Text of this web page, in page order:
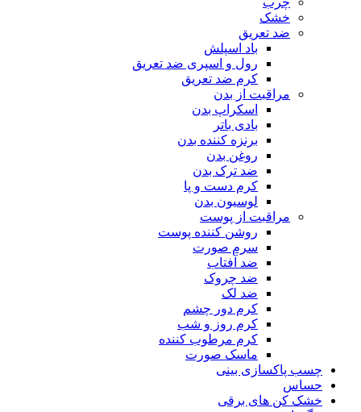
خشک
ضد تعریق
باد اسپلش
رول و اسپری ضد تعریق
کرم ضد تعریق
مراقبت از بدن
اسکراپ بدن
بادی باتر
برنزه کننده بدن
روغن بدن
ضد ترک بدن
کرم دست و پا
لوسیون بدن
مراقبت از پوست
روشن کننده پوست
سرم صورت
ضد آفتاب
ضد چروک
ضد لک
کرم دور چشم
کرم روز و شب
کرم مرطوب کننده
ماسک صورت
چسب پاکسازی بینی
حساس
خشک کن های برقی